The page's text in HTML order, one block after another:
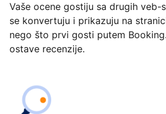
Vaše ocene gostiju sa drugih veb-
se konvertuju i prikazuju na
nego što prvi gosti putem
ostave recenzije.